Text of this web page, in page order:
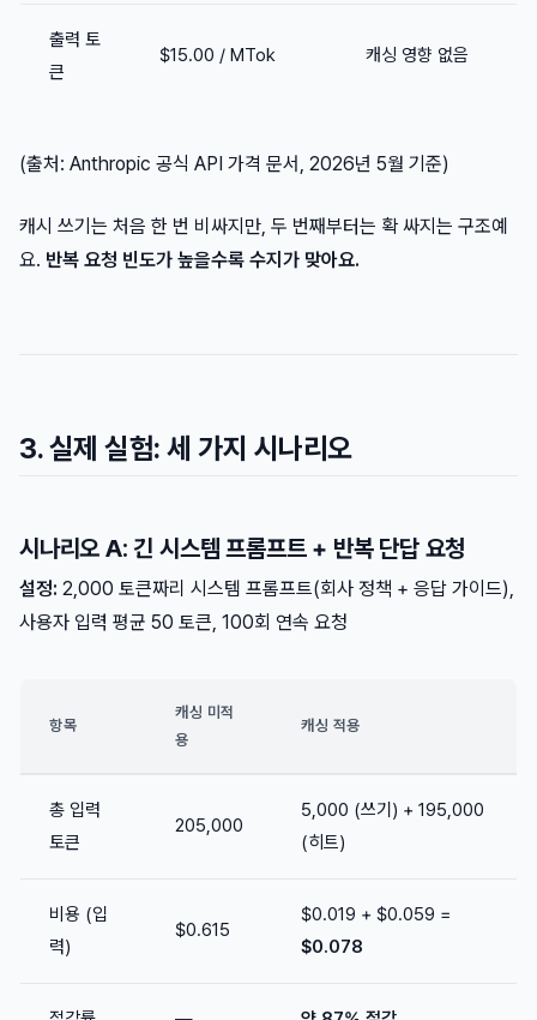
출력 토
큰
$15.00 / MTok 캐싱 영향 없음
(출처: Anthropic 공식 API 가격 문서, 2026년 5월 기준)
캐시 쓰기는 처음 한 번 비싸지만, 두 번째부터는 확 싸지는 구조예
요. 반복 요청 빈도가 높을수록 수지가 맞아요.
3. 실제 실험: 세 가지 시나리오
시나리오 A: 긴 시스템 프롬프트 + 반복 단답 요청
설정: 2,000 토큰짜리 시스템 프롬프트(회사 정책 + 응답 가이드),
사용자 입력 평균 50 토큰, 100회 연속 요청
항목
캐싱 미적
용
캐싱 적용
총 입력
토큰
205,000
5,000 (쓰기) + 195,000
(히트)
비용 (입
력)
$0.615
$0.019 + $0.059 =
$0.078